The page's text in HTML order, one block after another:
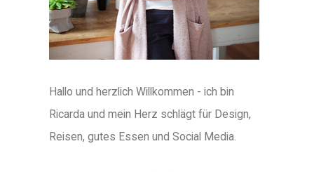
Hallo und herzlich Willkommen - ich bin
Ricarda und mein Herz schlägt für Design,
Reisen, gutes Essen und Social Media.